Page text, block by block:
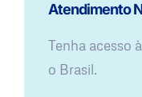
Atendimento
Tenha acesso
o Brasil.